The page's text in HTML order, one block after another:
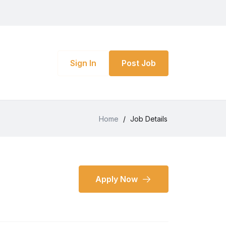
Sign In Post Job
Home / Job Details
Apply Now